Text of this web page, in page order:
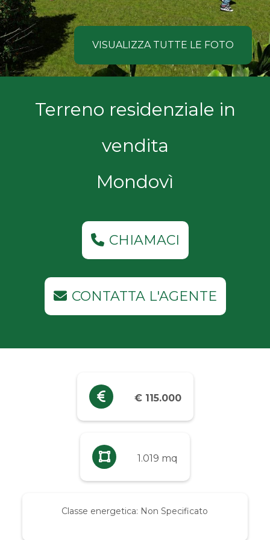
VISUALIZZA TUTTE LE FOTO
Terreno residenziale in
vendita
Mondovì
CHIAMACI
CONTATTA L'AGENTE
€ 115.000
1.019 mq
Classe energetica: Non Specificato
COSA
CERCANO
NOSTRI
Comune
Tipologia
Prezzo
Fino a € 5.000
Da € 5.000 a € 10.000